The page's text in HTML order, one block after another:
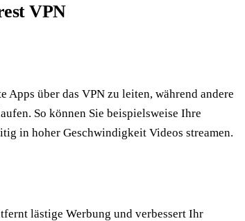
VPN
über das VPN zu leiten, während andere
So können Sie beispielsweise Ihre
in hoher Geschwindigkeit Videos streamen.
lästige Werbung und verbessert Ihr